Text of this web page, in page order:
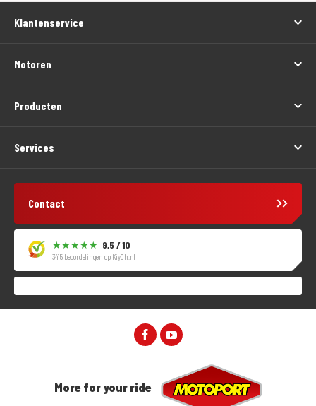
Klantenservice
Motoren
Producten
Services
Contact
9,5 / 10
3415 beoordelingen op KiyOh.nl
More for your ride